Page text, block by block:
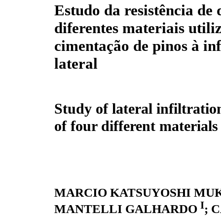
Estudo da resistência de
diferentes materiais
cimentação de pinos à
lateral
Study of lateral
of four different materials
MARCIO KATSUYOSHI
MANTELLI GALHARDO I;